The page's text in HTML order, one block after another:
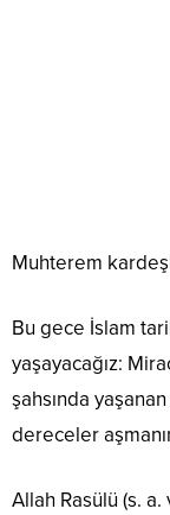
Muhterem
Bu gece İslam
yaşayacağız:
şahsında
dereceler
Allah Rasülü (s. a.